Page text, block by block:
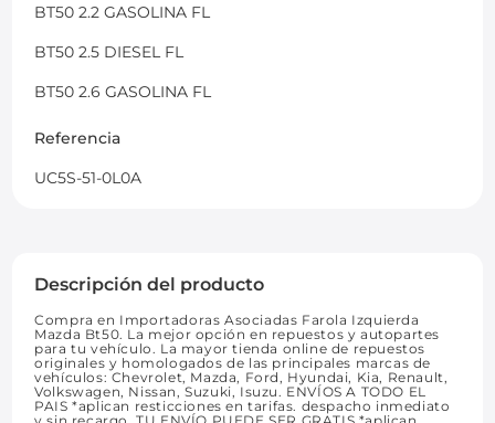
BT50 2.2 GASOLINA FL
BT50 2.5 DIESEL FL
BT50 2.6 GASOLINA FL
Referencia
UC5S-51-0L0A
Descripción del producto
Compra en Importadoras Asociadas Farola Izquierda
Mazda Bt50. La mejor opción en repuestos y autopartes
para tu vehículo. La mayor tienda online de repuestos
originales y homologados de las principales marcas de
vehículos: Chevrolet, Mazda, Ford, Hyundai, Kia, Renault,
Volkswagen, Nissan, Suzuki, Isuzu. ENVÍOS A TODO EL
PAIS *aplican resticciones en tarifas. despacho inmediato